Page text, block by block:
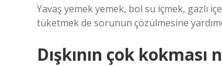
Yavaş yemek yemek, bol su içmek, gazlı
tüketmek de sorunun çözülmesine
Dışkının çok